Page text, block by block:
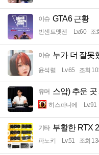
이슈 GTA6 근황
빈센트멧젠 Lv.60 조
이슈 누가 더 잘못
윤석렬 Lv.65 조회
유머 스압) 추운
히스파니에 Lv.91
기타 부활한 RTX
파노키 Lv.51 조회